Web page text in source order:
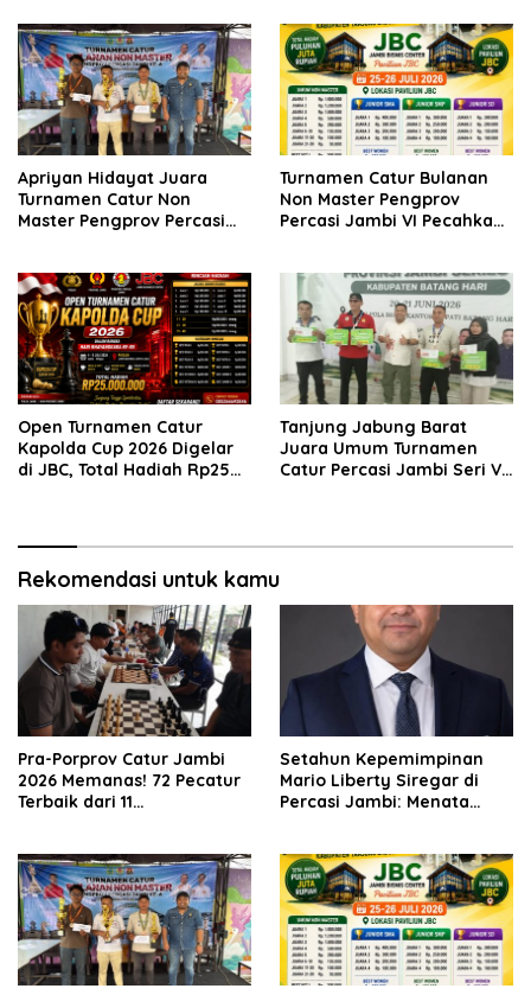
Apriyan Hidayat Juara
Turnamen Catur Non
Master Pengprov Percasi
Turnamen Catur Bulanan
Non Master Pengprov
Percasi Jambi VI Pecahkan
Open Turnamen Catur
Kapolda Cup 2026 Digelar
di JBC, Total Hadiah Rp25
Tanjung Jabung Barat
Juara Umum Turnamen
Catur Percasi Jambi Seri V
Rekomendasi untuk kamu
Pra-Porprov Catur Jambi
2026 Memanas! 72 Pecatur
Terbaik dari 11
Setahun Kepemimpinan
Mario Liberty Siregar di
Percasi Jambi: Menata